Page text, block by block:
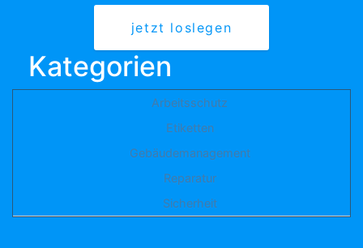
jetzt loslegen
Kategorien
Arbeitsschutz
Etiketten
Gebäudemanagement
Reparatur
Sicherheit